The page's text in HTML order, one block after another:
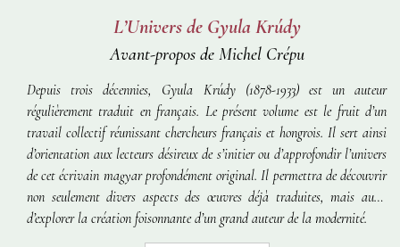
L’Univers de Gyula Krúdy
Avant-propos de Michel Crépu
Depuis trois décennies, Gyula Krúdy (1878-1933) est un auteur
régulièrement traduit en français. Le présent volume est le fruit d’un
travail collectif réunissant chercheurs français et hongrois. Il sert ainsi
d’orientation aux lecteurs désireux de s’initier ou d’approfondir l’univers
de cet écrivain magyar profondément original. Il permettra de découvrir
non seulement divers aspects des œuvres déjà traduites, mais aussi
d’explorer la création foisonnante d’un grand auteur de la modernité.